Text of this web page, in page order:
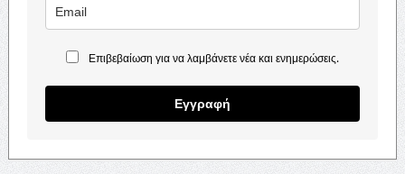
Επιβεβαίωση για να λαμβάνετε νέα και ενημερώσεις.
Εγγραφή